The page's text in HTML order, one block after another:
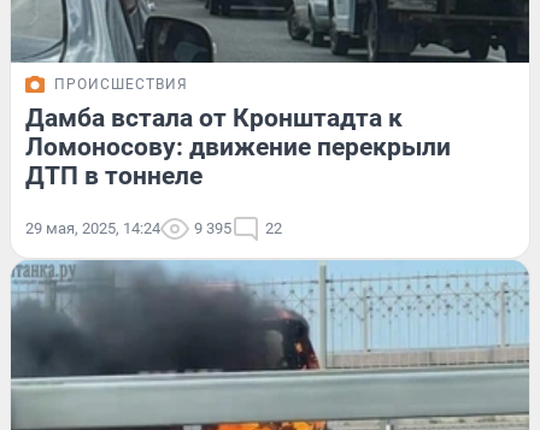
ПРОИСШЕСТВИЯ
Дамба встала от Кронштадта к
Ломоносову: движение перекрыли
ДТП в тоннеле
29 мая, 2025, 14:24 9 395 22